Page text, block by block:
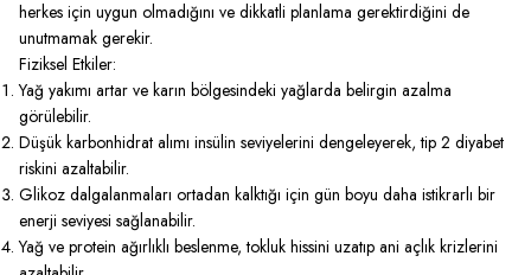
herkes için uygun olmadığını ve dikkatli planlama gerektirdiğini de
unutmamak gerekir.
Fiziksel Etkiler:
Yağ yakımı artar ve karın bölgesindeki yağlarda belirgin azalma
görülebilir.
Düşük karbonhidrat alımı insülin seviyelerini dengeleyerek, tip 2 diyabet
riskini azaltabilir.
Glikoz dalgalanmaları ortadan kalktığı için gün boyu daha istikrarlı bir
enerji seviyesi sağlanabilir.
Yağ ve protein ağırlıklı beslenme, tokluk hissini uzatıp ani açlık krizlerini